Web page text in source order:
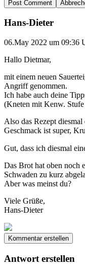
Hans-Dieter
06.May 2022 um 09:36
Hallo Dietmar,
mit einem neuen
Angriff genommen.
Ich habe auch deine
(Kneten mit Kenw.
Also das Rezept
Geschmack ist super,
Gut, dass ich diesmal
Das Brot hat oben noch
Schwaden zu kurz
Aber was meinst du?
Viele Grüße,
Hans-Dieter
Kommentar erstellen
Antwort erstellen